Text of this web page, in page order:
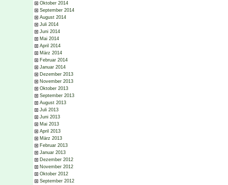
Oktober 2014
September 2014
August 2014
Juli 2014
Juni 2014
Mai 2014
April 2014
März 2014
Februar 2014
Januar 2014
Dezember 2013
November 2013
Oktober 2013
September 2013
August 2013
Juli 2013
Juni 2013
Mai 2013
April 2013
März 2013
Februar 2013
Januar 2013
Dezember 2012
November 2012
Oktober 2012
September 2012